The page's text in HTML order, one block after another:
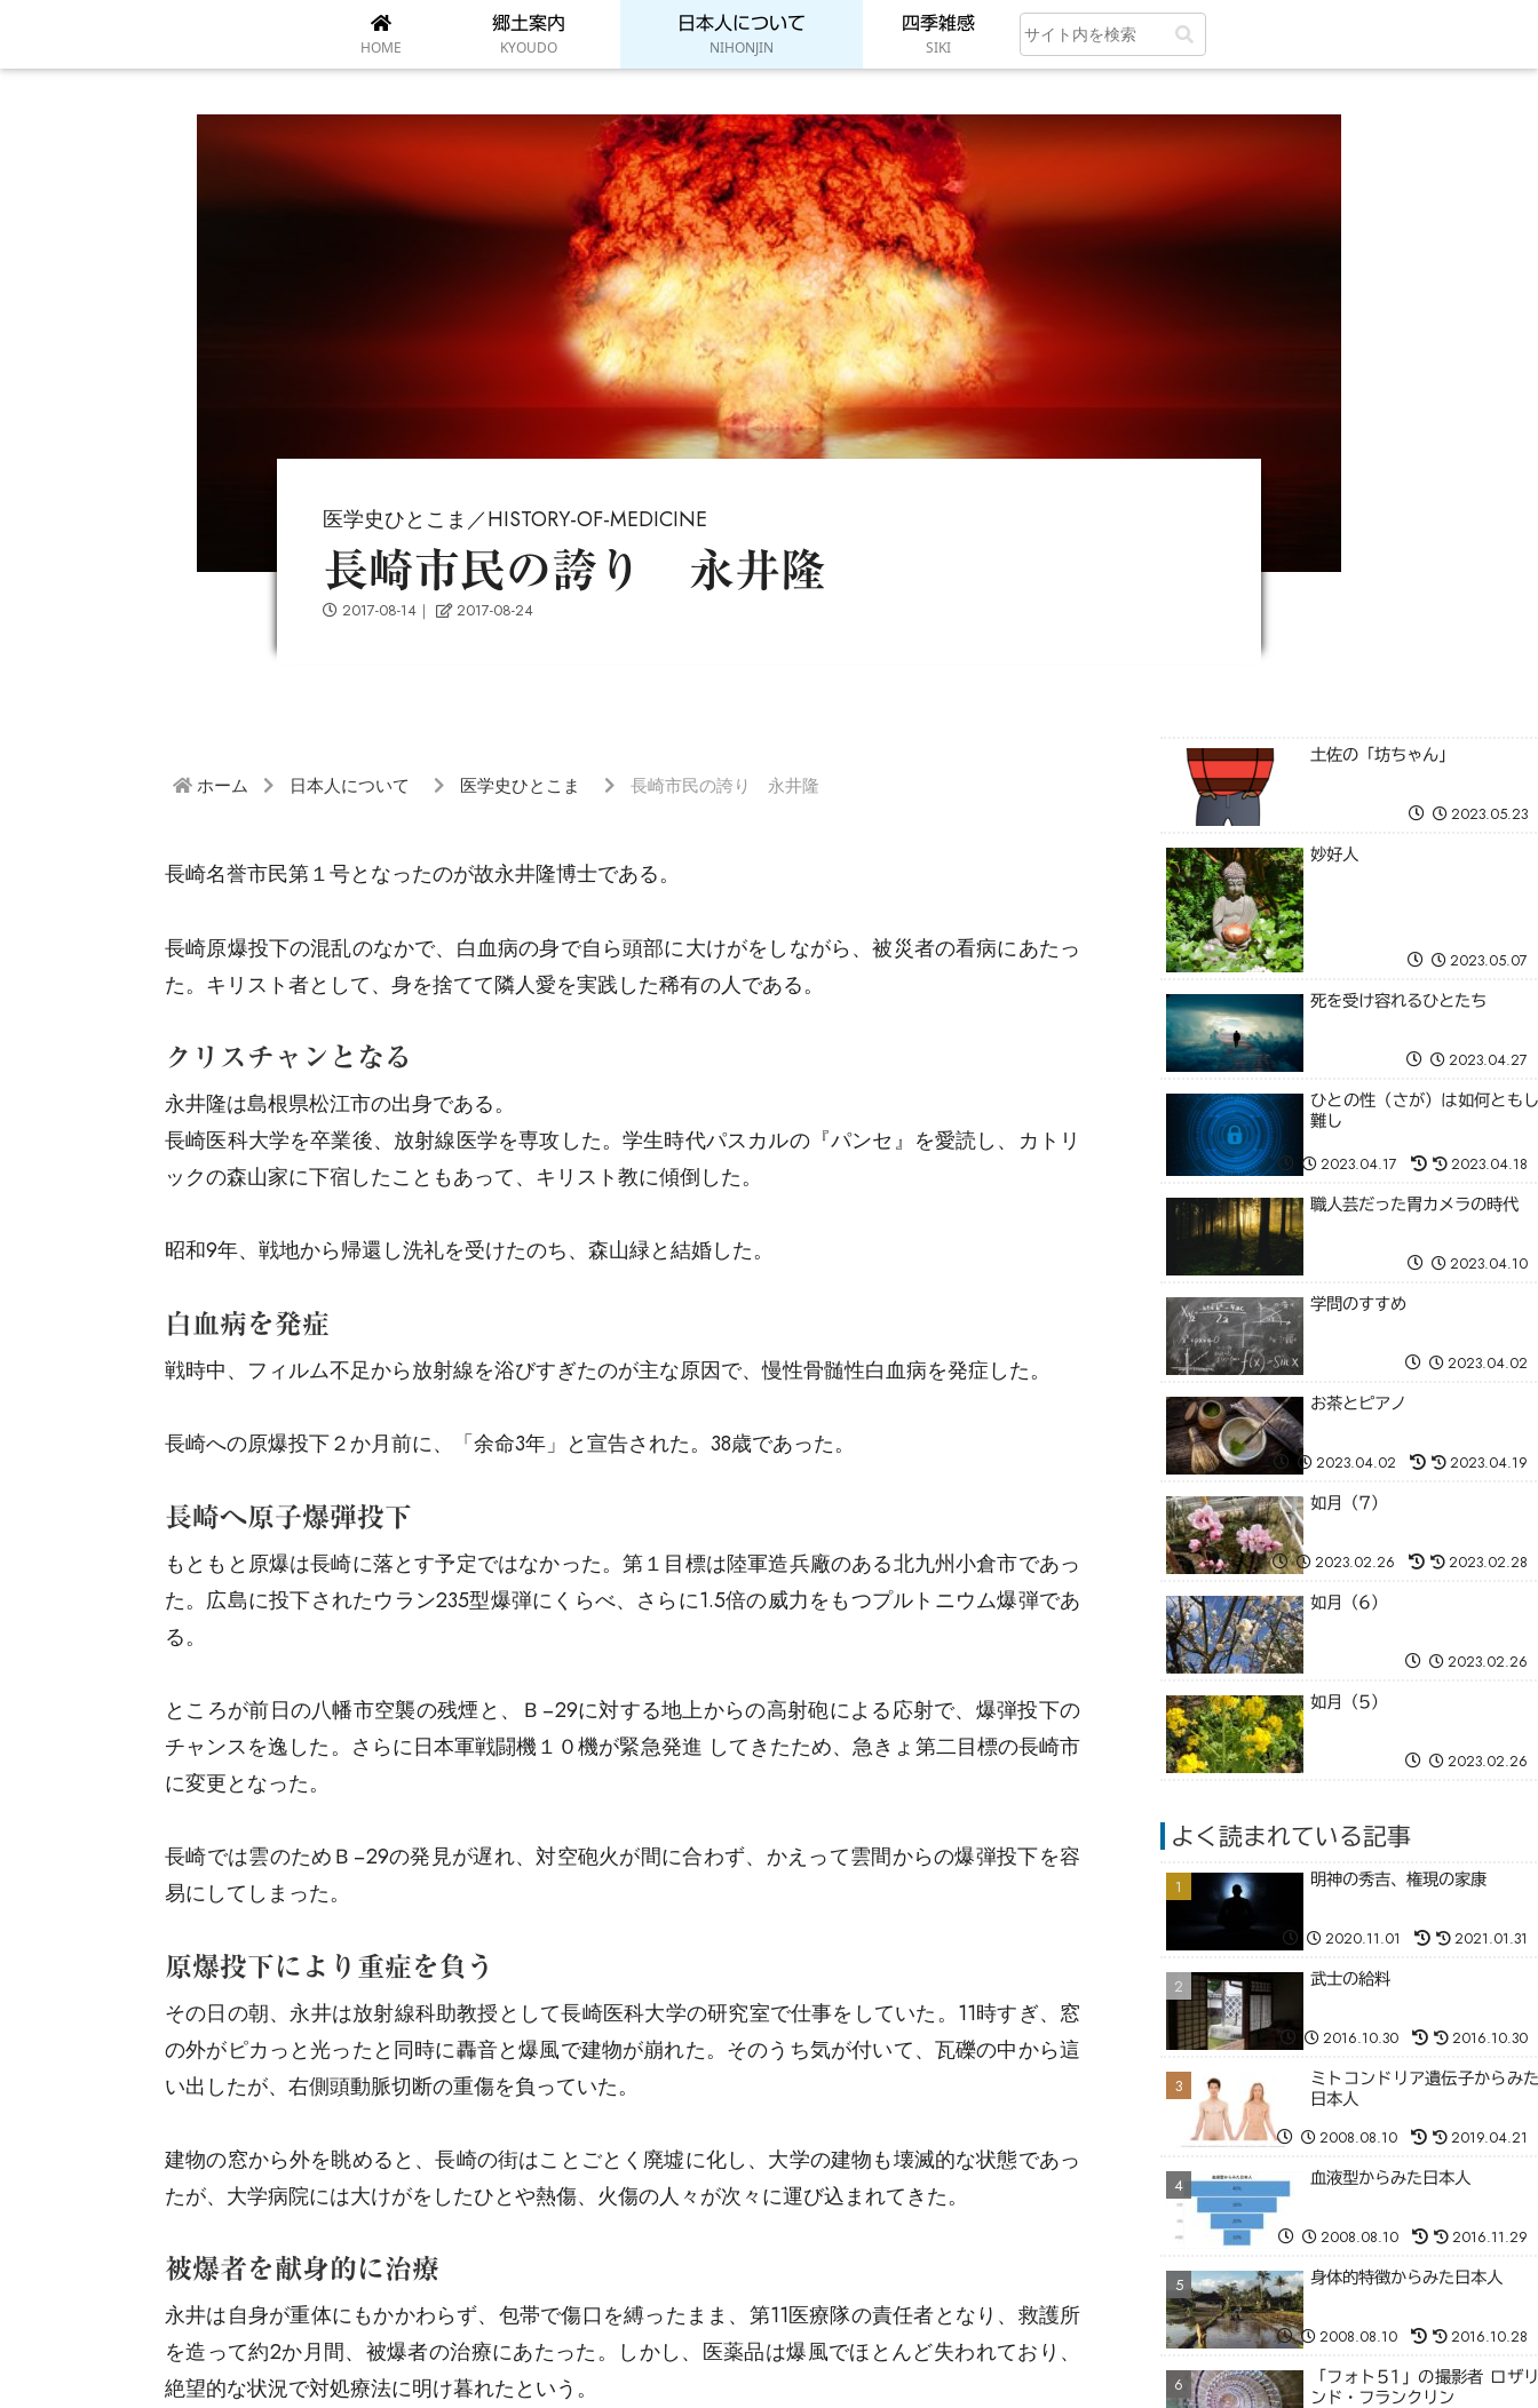
医学史ひとこま／HISTORY-OF-MEDICINE
長崎市民の誇り 永井隆
2017-08-14 ｜ 2017-08-24
HOME
郷土案内
KYOUDO
日本人について
NIHONJIN
四季雑感
SIKI
ホーム 日本人について 医学史ひとこま 長崎市民の誇り 永井隆
長崎名誉市民第１号となったのが故永井隆博士である。
長崎原爆投下の混乱のなかで、白血病の身で自ら頭部に大けがをしながら、被災者の看病にあたっ
た。キリスト者として、身を捨てて隣人愛を実践した稀有の人である。
クリスチャンとなる
永井隆は島根県松江市の出身である。
長崎医科大学を卒業後、放射線医学を専攻した。学生時代パスカルの『パンセ』を愛読し、カトリ
ックの森山家に下宿したこともあって、キリスト教に傾倒した。
昭和9年、戦地から帰還し洗礼を受けたのち、森山緑と結婚した。
白血病を発症
戦時中、フィルム不足から放射線を浴びすぎたのが主な原因で、慢性骨髄性白血病を発症した。
長崎への原爆投下２か月前に、「余命3年」と宣告された。38歳であった。
長崎へ原子爆弾投下
もともと原爆は長崎に落とす予定ではなかった。第１目標は陸軍造兵廠のある北九州小倉市であっ
た。広島に投下されたウラン235型爆弾にくらべ、さらに1.5倍の威力をもつプルトニウム爆弾であ
る。
ところが前日の八幡市空襲の残煙と、Ｂ−29に対する地上からの高射砲による応射で、爆弾投下の
チャンスを逸した。さらに日本軍戦闘機１０機が緊急発進 してきたため、急きょ第二目標の長崎市
に変更となった。
長崎では雲のためＢ−29の発見が遅れ、対空砲火が間に合わず、かえって雲間からの爆弾投下を容
易にしてしまった。
原爆投下により重症を負う
その日の朝、永井は放射線科助教授として長崎医科大学の研究室で仕事をしていた。11時すぎ、窓
の外がピカっと光ったと同時に轟音と爆風で建物が崩れた。そのうち気が付いて、瓦礫の中から這
い出したが、右側頭動脈切断の重傷を負っていた。
建物の窓から外を眺めると、長崎の街はことごとく廃墟に化し、大学の建物も壊滅的な状態であっ
たが、大学病院には大けがをしたひとや熱傷、火傷の人々が次々に運び込まれてきた。
被爆者を献身的に治療
永井は自身が重体にもかかわらず、包帯で傷口を縛ったまま、第11医療隊の責任者となり、救護所
を造って約2か月間、被爆者の治療にあたった。しかし、医薬品は爆風でほとんど失われており、
絶望的な状況で対処療法に明け暮れたという。
土佐の「坊ちゃん」
2023.05.23
妙好人
2023.05.07
死を受け容れるひとたち
2023.04.27
ひとの性（さが）は如何ともし
難し
2023.04.17 2023.04.18
職人芸だった胃カメラの時代
2023.04.10
学問のすすめ
2023.04.02
お茶とピアノ
2023.04.02 2023.04.19
如月（7）
2023.02.26 2023.02.28
如月（6）
2023.02.26
如月（5）
2023.02.26
よく読まれている記事
明神の秀吉、権現の家康
2020.11.01 2021.01.31
武士の給料
2016.10.30 2016.10.30
ミトコンドリア遺伝子からみた
日本人
2008.08.10 2019.04.21
血液型からみた日本人
2008.08.10 2016.11.29
身体的特徴からみた日本人
2008.08.10 2016.10.28
「フォト51」の撮影者 ロザリ
ンド・フランクリン